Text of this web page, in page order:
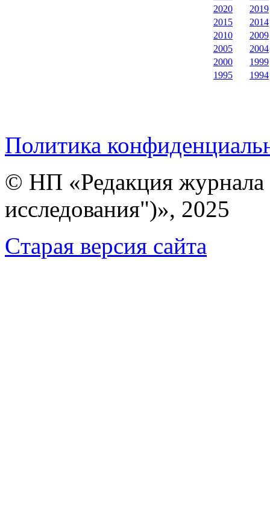
2020
2019
2015
2014
2010
2009
2005
2004
2000
1999
1995
1994
Политика
© НП «Редакция
исследования")», 2025
Cтарая версия сайта